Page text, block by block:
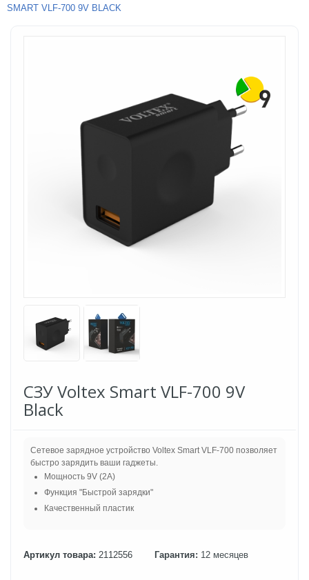
SMART VLF-700 9V BLACK
СЗУ Voltex Smart VLF-700 9V
Black
Сетевое зарядное устройство Voltex Smart VLF-700 позволяет
быстро зарядить ваши гаджеты.
Мощность 9V (2A)
Функция "Быстрой зарядки"
Качественный пластик
Артикул товара: 2112556 Гарантия: 12 месяцев